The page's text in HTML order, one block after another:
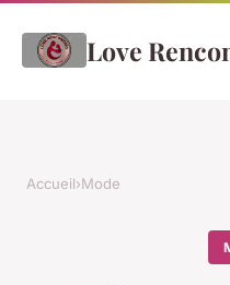
Love
Accueil›Mode